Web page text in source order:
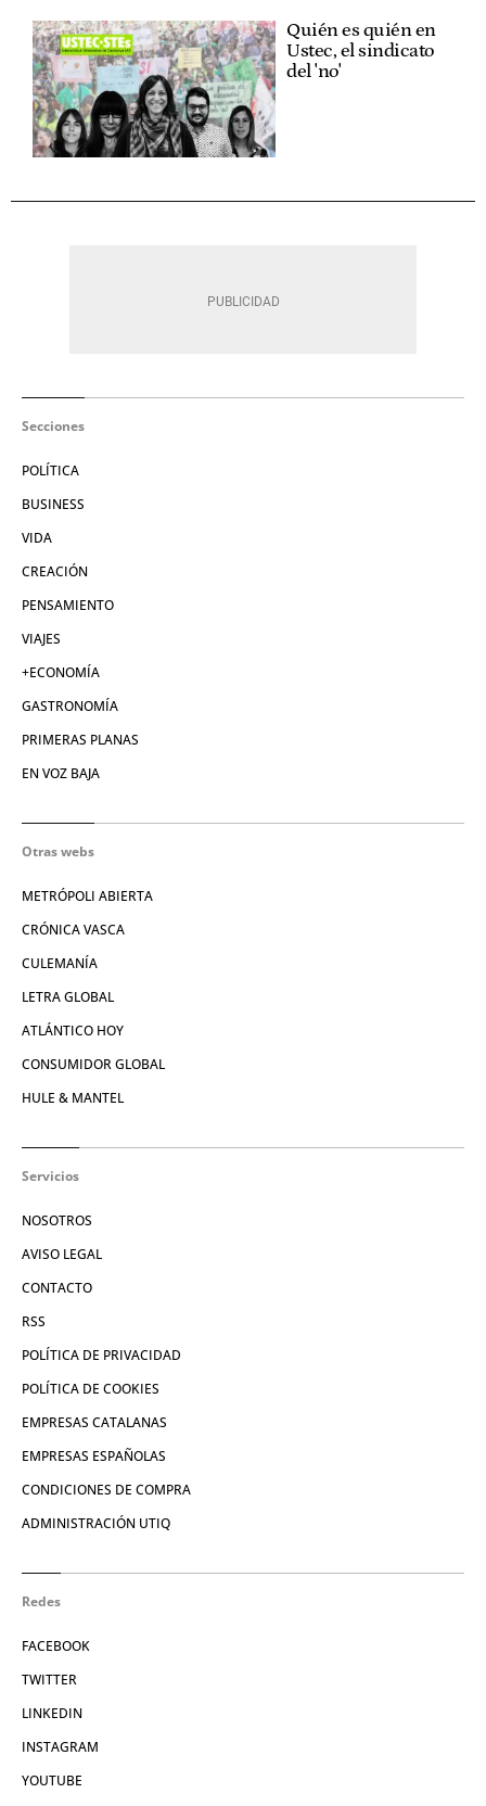
Quién es quién en
Ustec, el sindicato
del 'no'
Secciones
POLÍTICA
BUSINESS
VIDA
CREACIÓN
PENSAMIENTO
VIAJES
+ECONOMÍA
GASTRONOMÍA
PRIMERAS PLANAS
EN VOZ BAJA
Otras webs
METRÓPOLI ABIERTA
CRÓNICA VASCA
CULEMANÍA
LETRA GLOBAL
ATLÁNTICO HOY
CONSUMIDOR GLOBAL
HULE & MANTEL
Servicios
NOSOTROS
AVISO LEGAL
CONTACTO
RSS
POLÍTICA DE PRIVACIDAD
POLÍTICA DE COOKIES
EMPRESAS CATALANAS
EMPRESAS ESPAÑOLAS
CONDICIONES DE COMPRA
ADMINISTRACIÓN UTIQ
Redes
FACEBOOK
TWITTER
LINKEDIN
INSTAGRAM
YOUTUBE